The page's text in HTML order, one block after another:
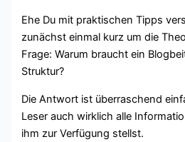
Ehe Du mit praktischen Tipps
zunächst einmal kurz um die
Frage: Warum braucht ein
Struktur?
Die Antwort ist überraschend
Leser auch wirklich alle
ihm zur Verfügung stellst.